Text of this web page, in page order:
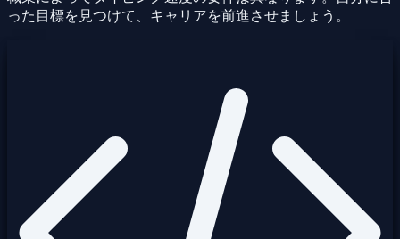
った目標を見つけて、キャリアを前進させましょう。